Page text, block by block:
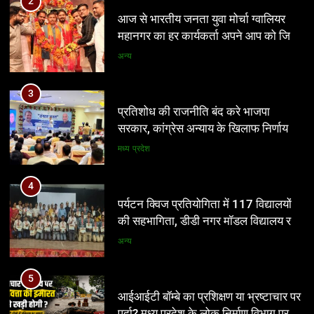
प्रतिशोध की राजनीति बंद करे भाजपा
सरकार, कांग्रेस अन्याय के खिलाफ निर्णायक
संघर्ष करेगी
मध्य प्रदेश
4
पर्यटन क्विज प्रतियोगिता में 117 विद्यालयों
की सहभागिता, डीडी नगर मॉडल विद्यालय रहा
प्रथम
अन्य
5
आईआईटी बॉम्बे का प्रशिक्षण या भ्रष्टाचार पर
पर्दा? मध्य प्रदेश के लोक निर्माण विभाग पर
उठे बड़े सवाल
मध्य प्रदेश
6
नवनियुक्त भाजयुमो जिला अध्यक्ष का वरिष्ठ
5